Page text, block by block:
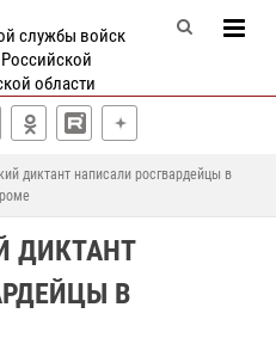
службы войск
области
диктант написали росгвардейцы в
ДИКТАНТ
В